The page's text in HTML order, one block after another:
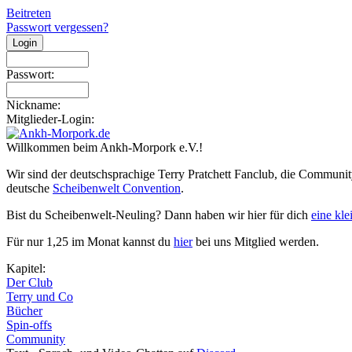
Beitreten
Passwort vergessen?
Passwort:
Nickname:
Mitglieder-Login:
Willkommen beim Ankh-Morpork e.V.!
Wir sind der deutschsprachige Terry Pratchett Fanclub, die
deutsche Scheibenwelt Convention.
Bist du Scheibenwelt-Neuling? Dann haben wir hier für dich eine
Für nur 1,25 im Monat kannst du hierbei uns Mitglied werden.
Kapitel:
Der Club
Terry und Co
Bücher
Spin-offs
Community